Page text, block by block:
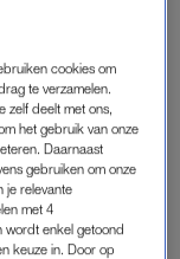
vervuilende
en het
gebruik
gifstoffen en is
cookies om
te verzamelen.
zelf deelt met ons,
het gebruik van onze
Daarnaast
gebruiken om onze
je relevante
met 4
wordt enkel getoond
keuze in. Door op